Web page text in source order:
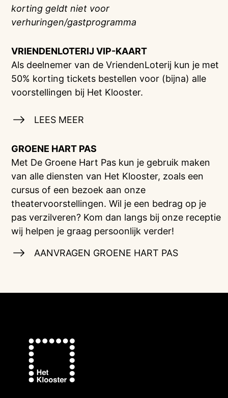
korting geldt niet voor
verhuringen/gastprogramma
VRIENDENLOTERIJVIP-KAART
Als deelnemer van de VriendenLoterij kun je met
50% korting tickets bestellen voor (bijna) alle
voorstellingen bij Het Klooster.
LEES MEER
GROENE HART PAS
Met De Groene Hart Pas kun je gebruik maken
van alle diensten van Het Klooster, zoals een
cursus of een bezoek aan onze
theatervoorstellingen. Wil je een bedrag op je
pas verzilveren? Kom dan langs bij onze receptie
wij helpen je graag persoonlijk verder!
AANVRAGEN GROENE HART PAS